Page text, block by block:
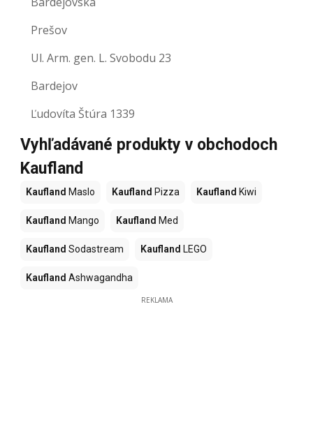
Prešov
Ul. Arm. gen. L. Svobodu 23
Bardejov
Ľudovíta Štúra 1339
Vyhľadávané produkty v obchodoch
Kaufland
Kaufland Maslo Kaufland Pizza Kaufland Kiwi
Kaufland Mango Kaufland Med
Kaufland Sodastream Kaufland LEGO
Kaufland Ashwagandha
REKLAMA